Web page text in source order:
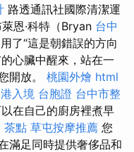
路透通訊社國際清潔運
恩·科特（Bryan 台中
了“這是朝錯誤的方向
心臟中醒來，站在一
開放。 桃園外燴 html
入境 台胞證 台中市整
在自己的廚房裡煮早
茶點 草屯按摩推薦 您
滿足同時提供奢侈品和